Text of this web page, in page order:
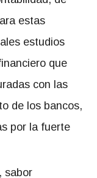
estas
estudios
que
con las
de los bancos,
por la fuerte